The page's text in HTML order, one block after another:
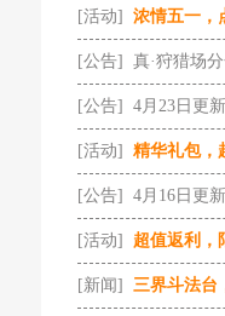
[活动] 浓情五一，
[公告] 真·狩猎场
[公告] 4月23日更
[活动] 精华礼包，
[公告] 4月16日更
[活动] 超值返利，
[新闻] 三界斗法台